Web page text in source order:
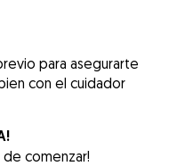
para asegurarte
con el cuidador
de comenzar!